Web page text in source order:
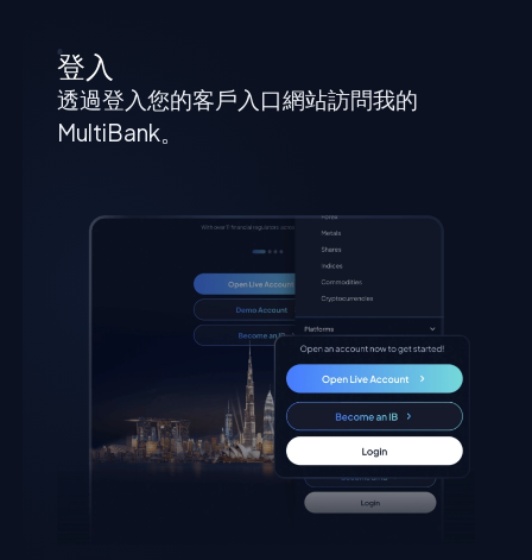
登入
透過登入您的客戶入口網站訪問我的
MultiBank。